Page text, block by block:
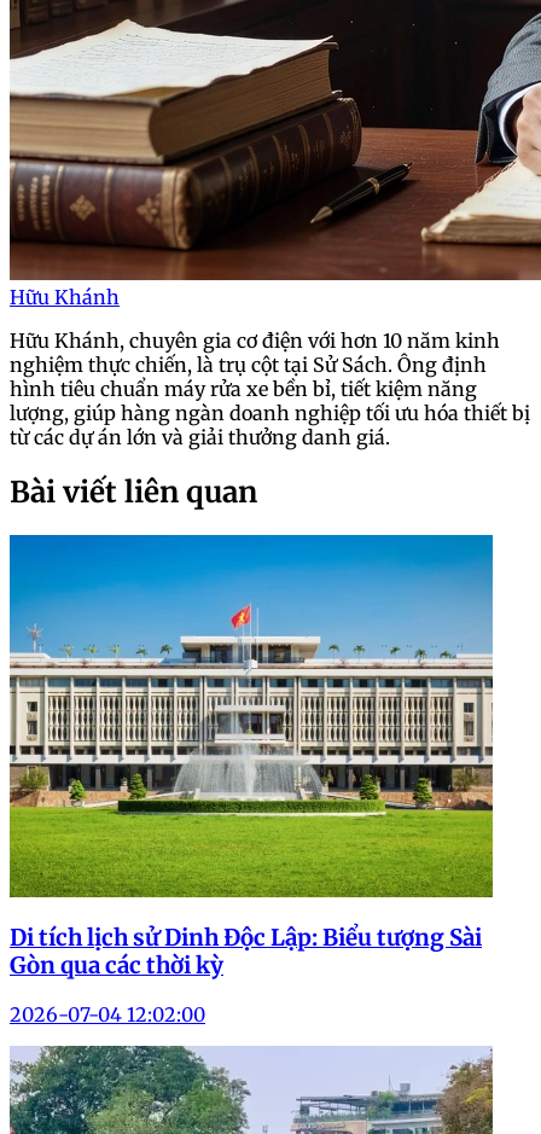
Hữu Khánh
Hữu Khánh, chuyên gia cơ điện với hơn 10 năm kinh
nghiệm thực chiến, là trụ cột tại Sử Sách. Ông định
hình tiêu chuẩn máy rửa xe bền bỉ, tiết kiệm năng
lượng, giúp hàng ngàn doanh nghiệp tối ưu hóa thiết bị
từ các dự án lớn và giải thưởng danh giá.
Bài viết liên quan
Di tích lịch sử Dinh Độc Lập: Biểu tượng Sài
Gòn qua các thời kỳ
2026-07-04 12:02:00